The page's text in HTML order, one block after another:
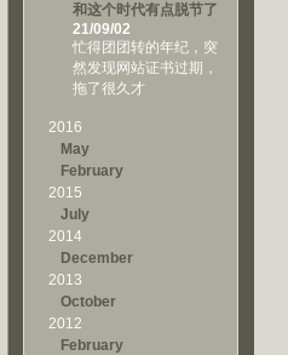
和这个时代有点脱节了
21/09/02
忙得团团转的年纪，突
然发现网站证书过期，
拖了很久才
2016
May
February
2015
July
2014
December
2013
October
2012
February